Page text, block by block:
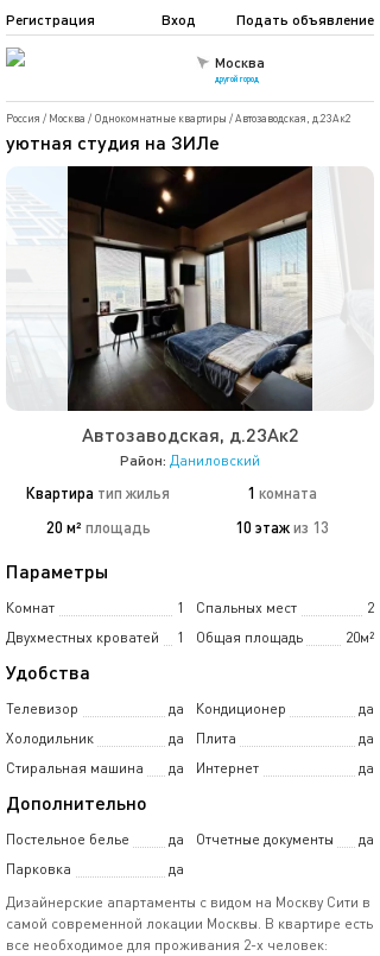
Москва
другой город
Подать объявление
Регистрация Вход
Россия / Москва / Однокомнатные квартиры /Автозаводская, д.23Ак2
уютная студия на ЗИЛе
Автозаводская, д.23Ак2
Район: Даниловский
Квартира тип жилья 1 комната
20 м² площадь 10 этажиз 13
Параметры
Комнат 1 Спальных мест
2
Двухместных кроватей
1 Общая площадь 20м²
Удобства
Телевизор да Кондиционер
да
Холодильник
да Плита
да
Стиральная машина
да Интернет да
Дополнительно
Постельное белье да Отчетные документы
да
Парковка
да
Дизайнерские апартаменты с видом на Москву Сити в
самой современной локации Москвы. В квартире есть
все необходимое для проживания 2-х человек: